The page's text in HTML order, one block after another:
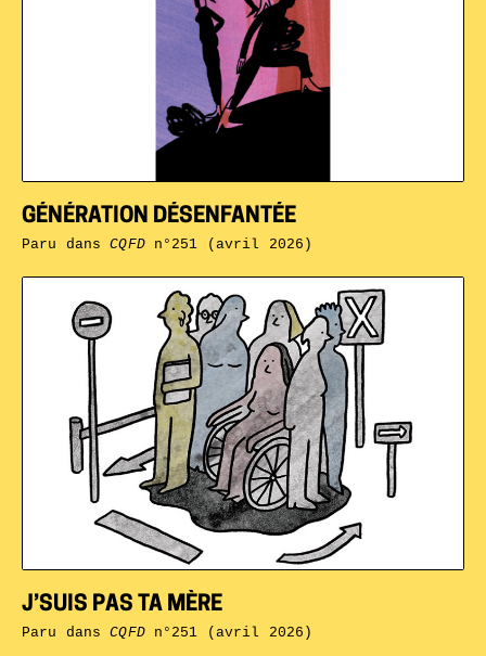
J’SUIS PAS TA MÈRE
Paru dansCQFDn°251 (avril 2026)
GÉNÉRATION DÉSENFANTÉE
Paru dansCQFDn°251 (avril 2026)